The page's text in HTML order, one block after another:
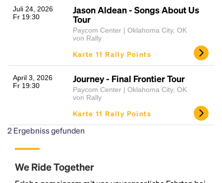
Juli 24, 2026
Fr 19:30
Jason Aldean - Songs About Us
Tour
Paycom Center | Oklahoma City, OK
von Rally
Karte 11 Rally Points
April 3, 2026
Fr 19:30
Journey - Final Frontier Tour
Paycom Center | Oklahoma City, OK
von Rally
Karte 11 Rally Points
2Ergebniss gefunden
We Ride Together
Headline
Lorem Ipsum is simply dummy text of the printing
and typesetting industry.Lorem Ipsum has been the
industry's standard
book. It has survived not only five centuries, but also